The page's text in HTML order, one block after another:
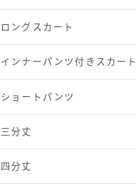
ロングスカート
インナーパンツ付きスカート
ショートパンツ
三分丈
四分丈